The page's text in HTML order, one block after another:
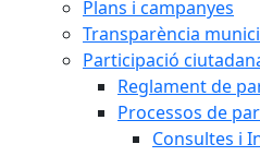
Plans i campanyes
Transparència
Participació
Reglament de
Processos de
Consultes i